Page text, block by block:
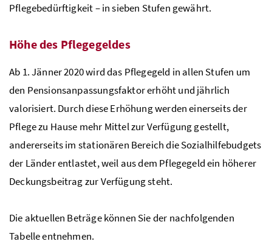
Pflegebedürftigkeit – in sieben Stufen gewährt.
Höhe des Pflegegeldes
Ab 1. Jänner 2020 wird das Pflegegeld in allen Stufen um
den Pensionsanpassungsfaktor erhöht und jährlich
valorisiert. Durch diese Erhöhung werden einerseits der
Pflege zu Hause mehr Mittel zur Verfügung gestellt,
andererseits im stationären Bereich die Sozialhilfebudgets
der Länder entlastet, weil aus dem Pflegegeld ein höherer
Deckungsbeitrag zur Verfügung steht.
Die aktuellen Beträge können Sie der nachfolgenden
Tabelle entnehmen.